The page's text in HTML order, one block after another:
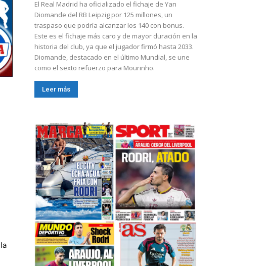
El Real Madrid ha oficializado el fichaje de Yan
Diomande del RB Leipzig por 125 millones, un
traspaso que podría alcanzar los 140 con bonus.
Este es el fichaje más caro y de mayor duración en la
historia del club, ya que el jugador firmó hasta 2033.
Diomande, destacado en el último Mundial, se une
como el sexto refuerzo para Mourinho.
Leer más